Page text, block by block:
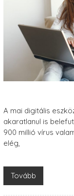
A mai digitális
akaratlanul is
900 millió vírus
elég,
Tovább